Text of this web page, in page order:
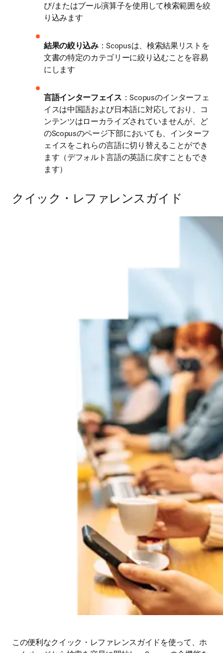
び/またはブール演算子を使用して検索範囲を絞
り込みます
結果の絞り込み：Scopusは、検索結果リストを
文書の特定のカテゴリーに絞り込むことを容易
にします
言語インターフェイス ：Scopusのインターフェ
イスは中国語および日本語に対応しており、コ
ンテンツはローカライズされていませんが、ど
のScopusのページ下部においても、インターフ
ェイスをこれらの言語に切り替えることができ
ます（デフォルト言語の英語に戻すこともでき
ます）
クイック・レファレンスガイド
この便利なクイック・レファレンスガイドを使って、ホ